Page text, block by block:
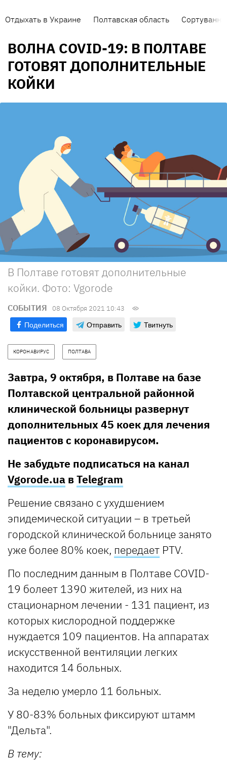
Отдыхать в Украине Полтавская область Сортування
ВОЛНА COVID-19: В ПОЛТАВЕ
ГОТОВЯТ ДОПОЛНИТЕЛЬНЫЕ
КОЙКИ
В Полтаве готовят дополнительные
койки. Фото: Vgorode
СОБЫТИЯ 08 Октября 2021 10:43
Поделиться Отправить Твитнуть
КОРОНАВИРУС ПОЛТАВА
Завтра, 9 октября, в Полтаве на базе
Полтавской центральной районной
клинической больницы развернут
дополнительных 45 коек для лечения
пациентов с коронавирусом.
Не забудьте подписаться на канал
Vgorode.ua вTelegram
Решение связано с ухудшением
эпидемической ситуации – в третьей
городской клинической больнице занято
уже более 80% коек, передает PTV.
По последним данным в Полтаве COVID-
19 болеет 1390 жителей, из них на
стационарном лечении - 131 пациент, из
которых кислородной поддержке
нуждается 109 пациентов. На аппаратах
искусственной вентиляции легких
находится 14 больных.
За неделю умерло 11 больных.
У 80-83% больных фиксируют штамм
"Дельта".
В тему: